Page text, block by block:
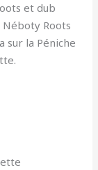
et dub
Roots
sur la Péniche